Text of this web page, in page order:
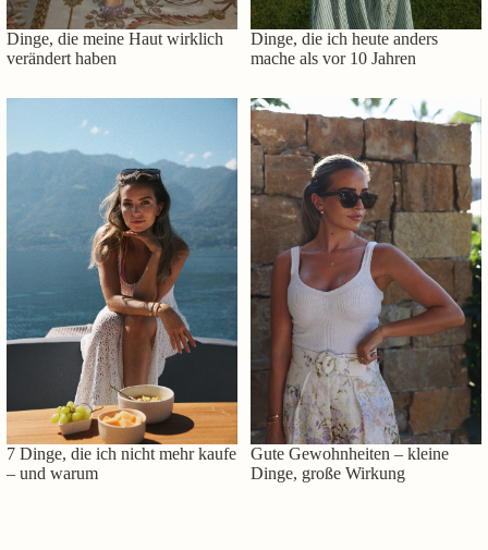
Dinge, die meine Haut wirklich
verändert haben
Dinge, die ich heute anders
mache als vor 10 Jahren
7 Dinge, die ich nicht mehr kaufe
– und warum
Gute Gewohnheiten – kleine
Dinge, große Wirkung